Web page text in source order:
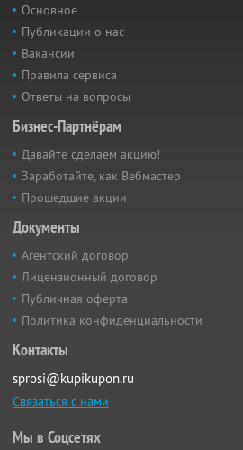
Основное
Публикации о нас
Вакансии
Правила сервиса
Ответы на вопросы
Бизнес-Партнёрам
Давайте сделаем акцию!
Заработайте, как Вебмастер
Прошедшие акции
Документы
Агентский договор
Лицензионный договор
Публичная оферта
Политика конфиденциальности
Контакты
sprosi@kupikupon.ru
Связаться с нами
Мы в Соцсетях